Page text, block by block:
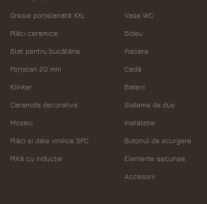
Gresie porțelanată XXL
Plăci ceramice
Blat pentru bucătărie
Porțelan 20 mm
Klinker
Caramida decorativa
Mozaic
Plăci şi dale vinilice SPC
Plită cu inducție
Vase WC
Bideu
Pisoare
Cadă
Baterii
Sisteme de duș
Instalație
Butonul de scurgere
Elemente ascunse
Accesorii